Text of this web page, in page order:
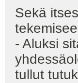
Sekä
- Aluksi
tullut